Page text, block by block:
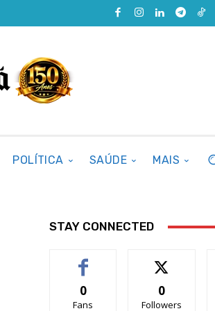
POLÍTICA SAÚDE MAIS
STAY CONNECTED
0
Fans
0
Followers